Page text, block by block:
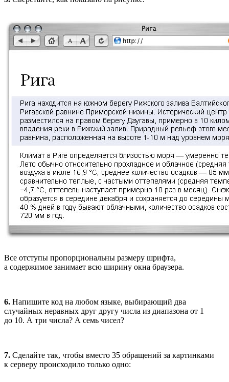
Все отступы пропорциональны размеру шрифта,
а содержимое занимает всю ширину окна браузера.
6. Напишите код на любом языке, выбирающий два
случайных неравных друг другу числа из диапазона от 1
до 10. А три числа? А семь чисел?
7. Сделайте так, чтобы вместо 35 обращений за картинками
к серверу происходило только одно: